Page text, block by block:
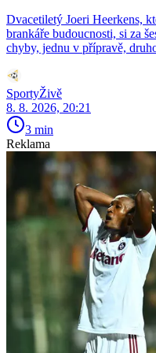
Dvacetiletý Joeri Heerkens,
brankáře budoucnosti, si za
chyby, jednu v přípravě,
SportyŽivě
8. 8. 2026, 20:21
3 min
Reklama